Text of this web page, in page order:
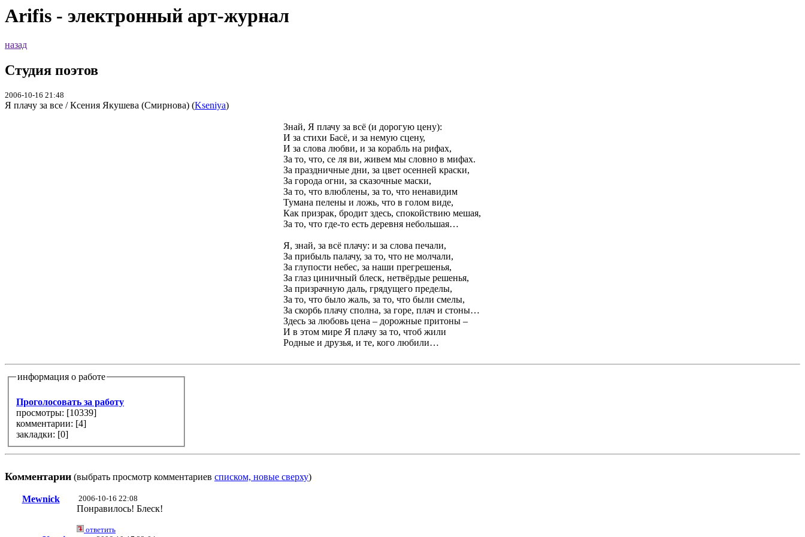
Arifis - электронный арт-журнал
назад
Студия поэтов
2006-10-16 21:48
Я плачу за все / Ксения Якушева (Смирнова) (Kseniya)
Знай, Я плачу за всё (и дорогую цену):
И за стихи Басё, и за немую сцену,
И за слова любви, и за корабль на рифах,
За то, что, се ля ви, живем мы словно в мифах.
За праздничные дни, за цвет осенней краски,
За города огни, за сказочные маски,
За то, что влюблены, за то, что ненавидим
Тумана пелены и ложь, что в голом виде,
Как призрак, бродит здесь, спокойствию мешая,
За то, что где-то есть деревня небольшая…
Я, знай, за всё плачу: и за слова печали,
За прибыль палачу, за то, что не молчали,
За глупости небес, за наши прегрешенья,
За глаз циничный блеск, нетвёрдые решенья,
За призрачную даль, грядущего пределы,
За то, что было жаль, за то, что были смелы,
За скорбь плачу сполна, за горе, плач и стоны…
Здесь за любовь цена – дорожные притоны –
И в этом мире Я плачу за то, чтоб жили
Родные и друзья, и те, кого любили…
информация о работе
Проголосовать за работу
просмотры: [10339]
комментарии: [4]
закладки: [0]
Комментарии (выбрать просмотр комментариев списком, новые сверху)
Mewnick 2006-10-16 22:08
Понравилось! Блеск!
ответить